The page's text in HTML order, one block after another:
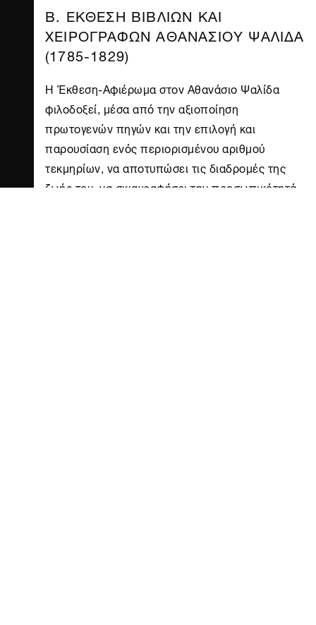
Β. ΕΚΘΕΣΗ ΒΙΒΛΙΩΝ ΚΑΙ
ΧΕΙΡΟΓΡΑΦΩΝ ΑΘΑΝΑΣΙΟΥ ΨΑΛΙΔΑ
(1785-1829)
Η Έκθεση-Αφιέρωμα στον Αθανάσιο Ψαλίδα
φιλοδοξεί, μέσα από την αξιοποίηση
πρωτογενών πηγών και την επιλογή και
παρουσίαση ενός περιορισμένου αριθμού
τεκμηρίων, να αποτυπώσει τις διαδρομές της
ζωής του, να σκιαγραφήσει την προσωπικότητά